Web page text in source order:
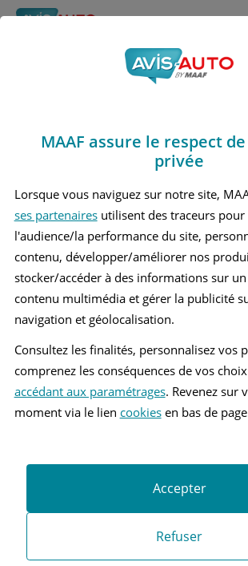
Obtenir un devis d'assurance
Avis
C200 5 Berline
Recherche d'un
Comparer deux
Recherche
Recherche avancée
MAAF assure le respect
privée
Lorsque vous naviguez sur notre site,
ses partenairesutilisent des traceurs pour
l'audience/la performance du site,
contenu, développer/améliorer nos
stocker/accéder à des informations sur
contenu multimédia et gérer la publicité
navigation et géolocalisation.
Consultez les finalités, personnalisez vos
comprenez les conséquences de vos
accédant aux paramétrages. Revenez sur
moment via le lien cookiesen bas de
Refuser
Accepter